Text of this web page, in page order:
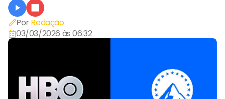
Por Redação
03/03/2026 às 06:32